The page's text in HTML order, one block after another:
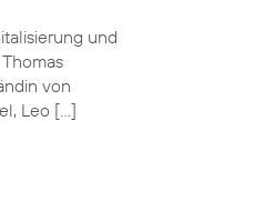
und
von
Leo […]